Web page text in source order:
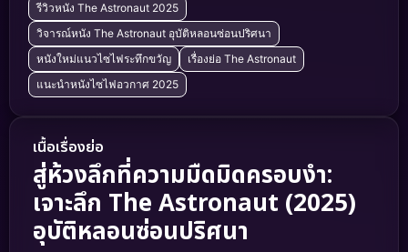
รีวิวหนัง The Astronaut 2025
วิจารณ์หนัง The Astronaut อุบัติหลอนซ่อนปริศนา
หนังใหม่แนวไซไฟระทึกขวัญ
เรื่องย่อ The Astronaut
แนะนำหนังไซไฟอวกาศ 2025
เนื้อเรื่องย่อ
สู่ห้วงลึกที่ความมืดมิดครอบงำ:
เจาะลึก The Astronaut (2025)
อุบัติหลอนซ่อนปริศนา